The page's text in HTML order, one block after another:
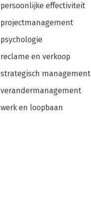
persoonlijke effectiviteit
projectmanagement
psychologie
reclame en verkoop
strategisch management
verandermanagement
werk en loopbaan